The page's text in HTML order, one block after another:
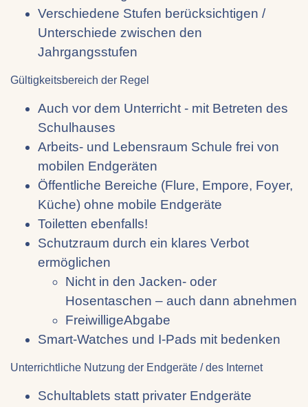
Verschiedene Stufen berücksichtigen /
Unterschiede zwischen den
Jahrgangsstufen
Gültigkeitsbereich der Regel
Auch vor dem Unterricht - mit Betreten des
Schulhauses
Arbeits- und Lebensraum Schule frei von
mobilen Endgeräten
Öffentliche Bereiche (Flure, Empore, Foyer,
Küche) ohne mobile Endgeräte
Toiletten ebenfalls!
Schutzraum durch ein klares Verbot
ermöglichen
Nicht in den Jacken- oder
Hosentaschen – auch dann abnehmen
FreiwilligeAbgabe
Smart-Watches und I-Pads mit bedenken
Unterrichtliche Nutzung der Endgeräte / des Internet
Schultablets statt privater Endgeräte